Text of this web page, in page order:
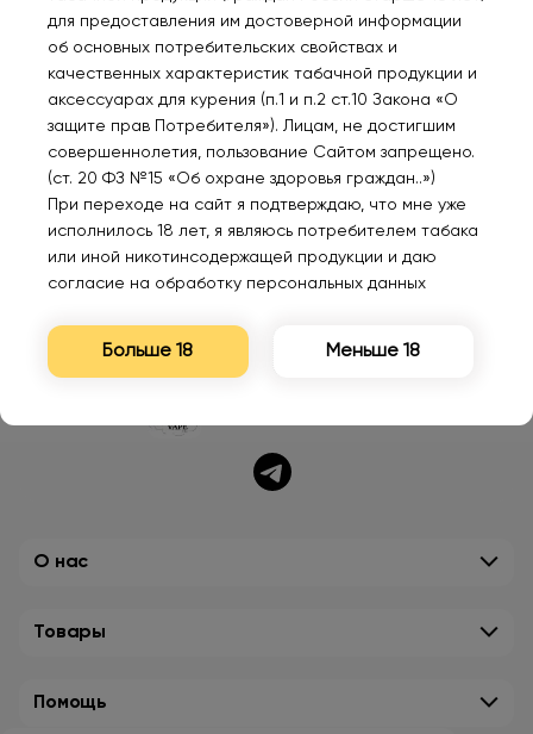
Пепельница TVC
металл цветная
матовая /крутящий
элемент D9.5см.
300₽
Новинка
ELFBAR DUKE 20000
Ледяной арбуз 2%
920₽
О нас
Товары
Помощь
для предоставления им достоверной информации
об основных потребительских свойствах и
качественных характеристик табачной продукции и
аксессуарах для курения (п.1 и п.2 ст.10 Закона «О
защите прав Потребителя»). Лицам, не достигшим
совершеннолетия, пользование Сайтом запрещено.
(ст. 20 ФЗ №15 «Об охране здоровья граждан..»)
При переходе на сайт я подтверждаю, что мне уже
исполнилось 18 лет, я являюсь потребителем табака
или иной никотинсодержащей продукции и даю
согласие на обработку персональных данных
Больше 18 Меньше 18